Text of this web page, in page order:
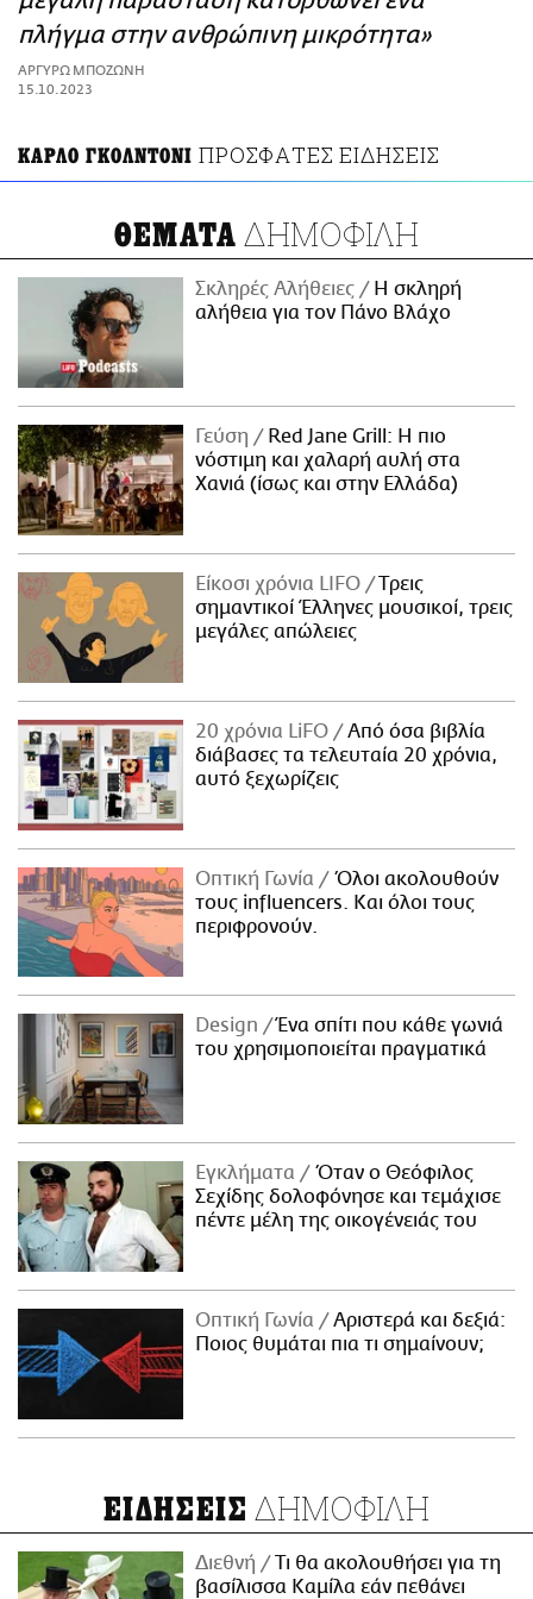
ΑΜΠΑ
PRINT
πλήγμα στην ανθρώπινη μικρότητα»
ΑΡΓΥΡΩ ΜΠΟΖΩΝΗ
15.10.2023
ΚΑΡΛΟ ΓΚΟΛΝΤΟΝΙ ΠΡΟΣΦΑΤΕΣ ΕΙΔΗΣΕΙΣ
ΘΕΜΑΤΑ ΔΗΜΟΦΙΛΗ
Σκληρές Αλήθειες
H σκληρή
αλήθεια για τον Πάνο Βλάχο
Γεύση
Red Jane Grill: Η πιο
νόστιμη και χαλαρή αυλή στα
Χανιά (ίσως και στην Ελλάδα)
Είκοσι χρόνια LIFO
Tρεις
σημαντικοί Έλληνες μουσικοί, τρεις
μεγάλες απώλειες
20 χρόνια LiFO
Από όσα βιβλία
διάβασες τα τελευταία 20 χρόνια,
αυτό ξεχωρίζεις
Οπτική Γωνία
Όλοι ακολουθούν
τους influencers. Και όλοι τους
περιφρονούν.
Design
Ένα σπίτι που κάθε γωνιά
του χρησιμοποιείται πραγματικά
Εγκλήματα
Όταν ο Θεόφιλος
Σεχίδης δολοφόνησε και τεμάχισε
πέντε μέλη της οικογένειάς του
Οπτική Γωνία
Αριστερά και δεξιά:
Ποιος θυμάται πια τι σημαίνουν;
ΕΙΔΗΣΕΙΣ ΔΗΜΟΦΙΛΗ
Διεθνή
Τι θα ακολουθήσει για τη
βασίλισσα Καμίλα εάν πεθάνει